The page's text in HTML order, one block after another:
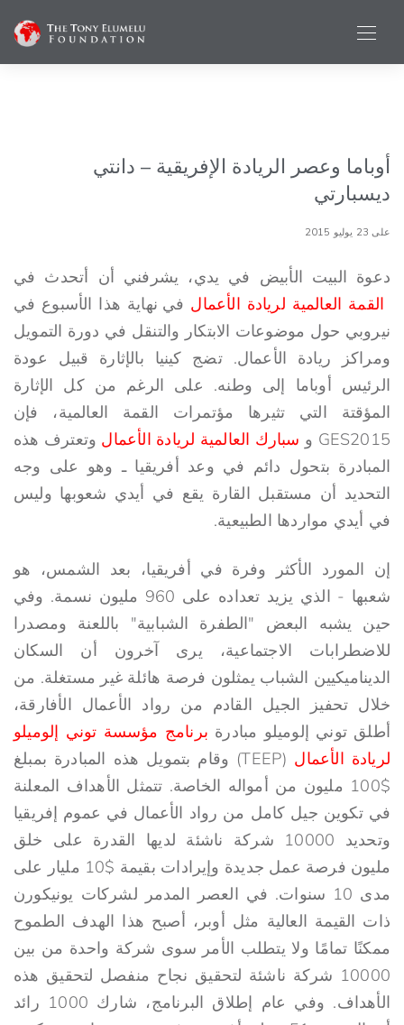
أوباما وعصر الريادة الإفريقية – دانتي
ديسبارتي
على 23 يوليو 2015
دعوة البيت الأبيض في يدي، يشرفني أن أتحدث في
القمة العالمية لريادة الأعمال في نهاية هذا الأسبوع في
نيروبي حول موضوعات الابتكار والتنقل في دورة التمويل
ومراكز ريادة الأعمال. تضج كينيا بالإثارة قبيل عودة
الرئيس أوباما إلى وطنه. على الرغم من كل الإثارة
المؤقتة التي تثيرها مؤتمرات القمة العالمية، فإن
GES2015 و
سبارك العالمية لريادة الأعمال وتعترف هذه
المبادرة بتحول دائم في وعد أفريقيا ـ وهو على وجه
التحديد أن مستقبل القارة يقع في أيدي شعوبها وليس
في أيدي مواردها الطبيعية.
إن المورد الأكثر وفرة في أفريقيا، بعد الشمس، هو
شعبها - الذي يزيد تعداده على 960 مليون نسمة. وفي
حين يشبه البعض "الطفرة الشبابية" باللعنة ومصدرا
للاضطرابات الاجتماعية، يرى آخرون أن السكان
الديناميكيين الشباب يمثلون فرصة هائلة غير مستغلة. من
خلال تحفيز الجيل القادم من رواد الأعمال الأفارقة،
أطلق توني إلوميلو مبادرة برنامج مؤسسة توني إلوميلو
لريادة الأعمال
(TEEP) وقام بتمويل هذه المبادرة بمبلغ
$100 مليون من أمواله الخاصة. تتمثل الأهداف المعلنة
في تكوين جيل كامل من رواد الأعمال في عموم إفريقيا
وتحديد 10000 شركة ناشئة لديها القدرة على خلق
مليون فرصة عمل جديدة وإيرادات بقيمة $10 مليار على
مدى 10 سنوات. في العصر المدمر لشركات يونيكورن
ذات القيمة العالية مثل أوبر، أصبح هذا الهدف الطموح
ممكنًا تمامًا ولا يتطلب الأمر سوى شركة واحدة من بين
10000 شركة ناشئة لتحقيق نجاح منفصل لتحقيق هذه
الأهداف. وفي عام إطلاق البرنامج، شارك 1000 رائد